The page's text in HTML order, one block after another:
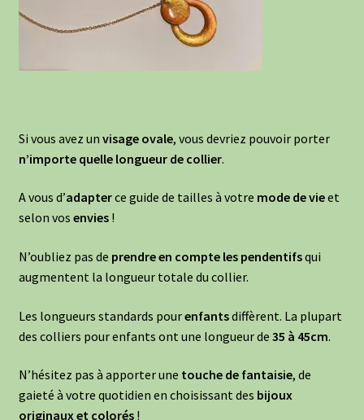
Si vous avez un visage ovale, vous devriez pouvoir porter
n’importe quelle longueur de collier.
A vous d’adapterce guide de tailles à votre mode de vieet
selon vos envies!
N’oubliez pas de prendre en compte les pendentifsqui
augmentent la longueur totale du collier.
Les longueurs standards pourenfantsdiffèrent. La plupart
des colliers pour enfants ont une longueur de 35 à 45cm.
N’hésitez pas à apporter une touche de fantaisie, de
gaieté à votre quotidien en choisissant des bijoux
originaux et colorés!